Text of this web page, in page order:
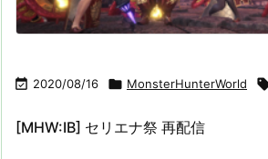
 2020/08/16  MonsterHunterWorld
[MHW:IB] セリエナ祭 再配信